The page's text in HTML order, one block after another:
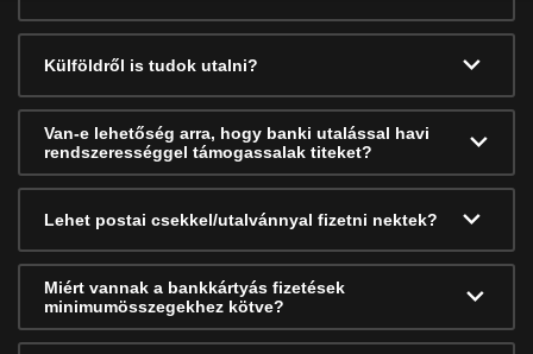
Külföldről is tudok utalni?
Van-e lehetőség arra, hogy banki utalással havi
rendszerességgel támogassalak titeket?
Lehet postai csekkel/utalvánnyal fizetni nektek?
Miért vannak a bankkártyás fizetések
minimumösszegekhez kötve?